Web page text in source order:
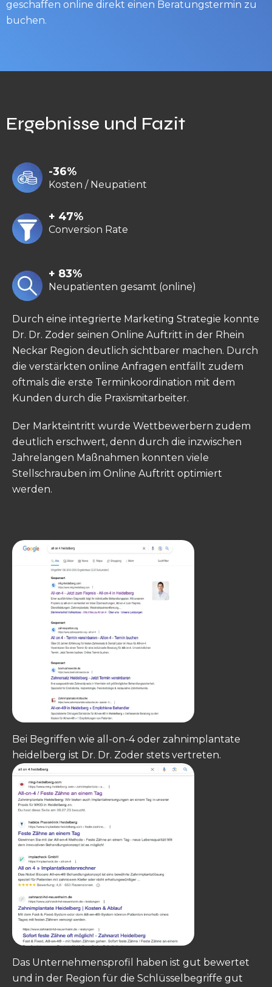
geschaffen online direkt einen Beratungstermin zu
buchen.
Ergebnisse und Fazit
-36%
Kosten / Neupatient
+ 47%
Conversion Rate
+ 83%
Neupatienten gesamt (online)
Durch eine integrierte Marketing Strategie konnte
Dr. Dr. Zoder seinen Online Auftritt in der Rhein
Neckar Region deutlich sichtbarer machen. Durch
die verstärkten online Anfragen entfällt zudem
oftmals die erste Terminkoordination mit dem
Kunden durch die Praxismitarbeiter.
Der Markteintritt wurde Wettbewerbern zudem
deutlich erschwert, denn durch die inzwischen
Jahrelangen Maßnahmen konnten viele
Stellschrauben im Online Auftritt optimiert
werden.
Bei Begriffen wie all-on-4 oder zahnimplantate
heidelberg ist Dr. Dr. Zoder stets vertreten.
Das Unternehmensprofil haben ist gut bewertet
und in der Region für die Schlüsselbegriffe gut